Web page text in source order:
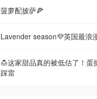
菠萝配披萨🍕
Lavender season💜英国最浪
🍮这家甜品真的被低估了！蛋
踩雷